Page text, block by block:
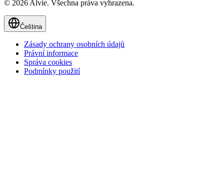
© 2026 Alvie. Všechna práva vyhrazena.
Čeština
Zásady ochrany osobních údajů
Právní informace
Správa cookies
Podmínky použití